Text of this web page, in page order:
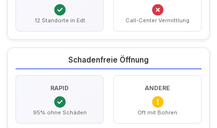
12 Standorte in Edt Call-Center Vermittlung
Schadenfreie Öffnung
RAPID
95% ohne Schäden
ANDERE
Oft mit Bohren